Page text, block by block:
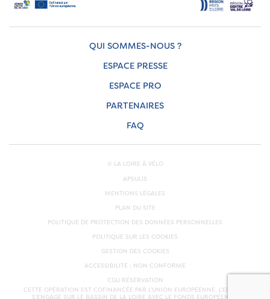
QUI SOMMES-NOUS ?
ESPACE PRESSE
ESPACE PRO
PARTENAIRES
FAQ
© LA LOIRE À VÉLO
APSULIS
MENTIONS LÉGALES
PLAN DU SITE
POLITIQUE DE PROTECTION DES DONNÉES PERSONNELLES
POLITIQUE SUR LES COOKIES
GESTION DES COOKIES
ACCESSIBILITÉ : NON CONFORME
CGU RÉSERVATION
CETTE OPÉRATION EST COFINANCÉE PAR L’UNION EUROPÉENNE. L'EUROPE
S'ENGAGE SUR LE BASSIN DE LA LOIRE AVEC LE FONDS EUROPÉEN DE